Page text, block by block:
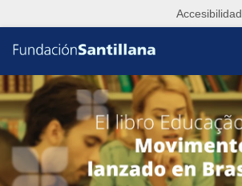
Accesibilidad